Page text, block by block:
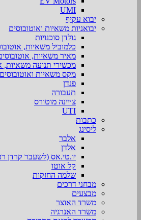
UMI
יבוא עקיף
יבואניות משאיות ואוטובוסים
גולדן סוכנויות
כלמוביל משאיות,
מאיר משאיות,
מכשירי תנועה משאיות,
מקס משאיות ואוטובוסים
פנדן
תעבורה
צ׳יינה מוטורס
UTI
כתבות
ליסינג
אלבר
אלדן
יו.טי.אס (לשעבר קרדן
קל אוטו
שלמה החזקות
מבחני דרכים
מבצעים
משרד האוצר
משרד האנרגיה